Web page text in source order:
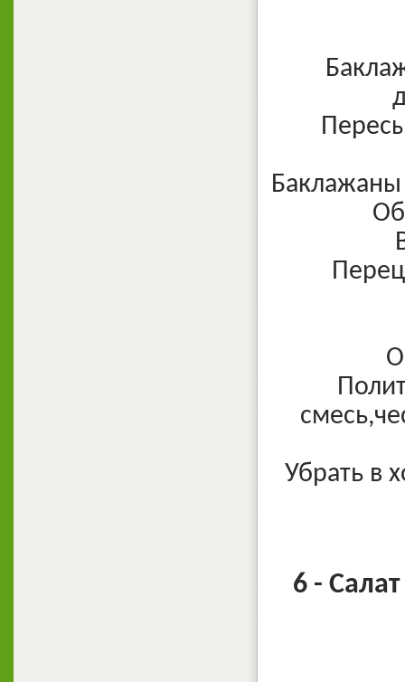
Баклажаны
Убрать в
6 -